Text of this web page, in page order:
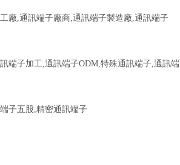
廠,通訊端子廠商,通訊端子製造廠,通訊端子
端子加工,通訊端子ODM,特殊通訊端子,通訊端
子五股,精密通訊端子